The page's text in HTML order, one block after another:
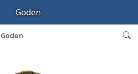
Goden
Goden